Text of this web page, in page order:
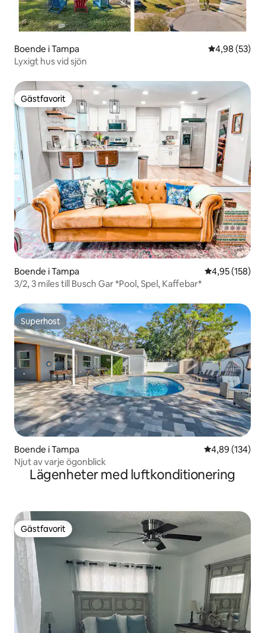
Boende i Tampa 4,98 av 5 i
4,98 (53)
Lyxigt hus vid sjön
Gästfavorit
Gästfavorit
Boende i Tampa 4,95 av 5 i
4,95 (158)
3/2, 3 miles till Busch Gar *Pool, Spel, Kaffebar*
Superhost
Superhost
Boende i Tampa 4,89 av 5 i
4,89 (134)
Njut av varje ögonblick
Lägenheter med luftkonditionering
Gästfavorit
Gästfavorit